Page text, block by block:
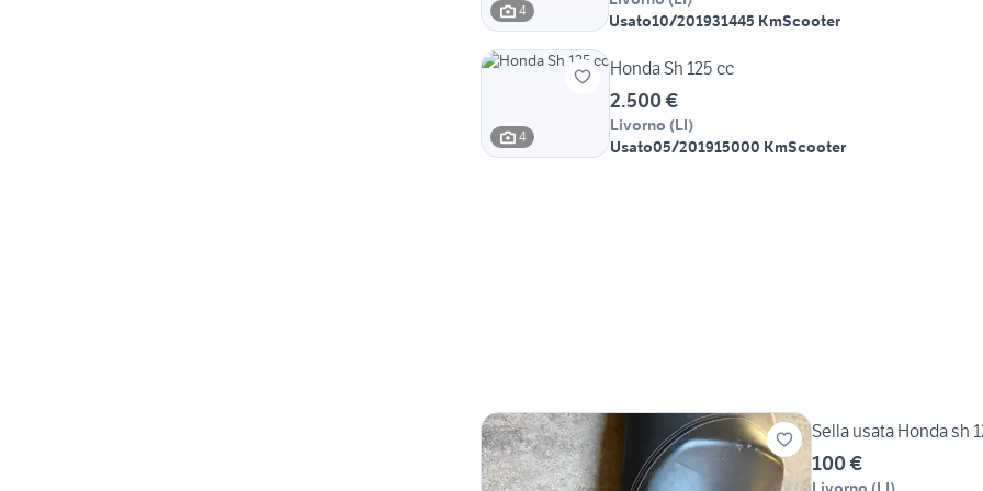
4
Usato10/201931445 KmScooter
4
Honda Sh 125 cc
2.500 €
Livorno (LI)
Usato05/201915000 KmScooter
Sella usata Honda sh
100 €